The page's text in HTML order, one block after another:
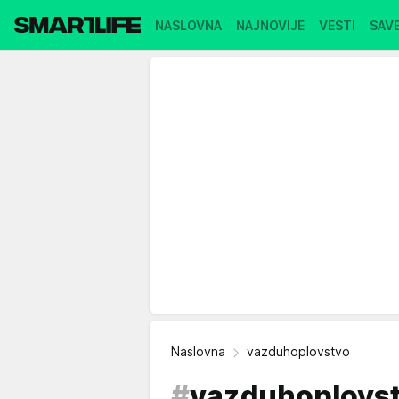
NASLOVNA NAJNOVIJE VESTI
Naslovna vazduhoplovstvo